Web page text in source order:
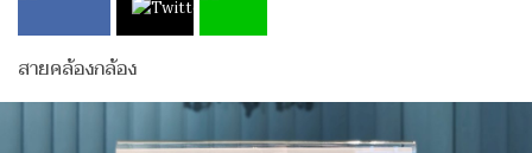
สายคล้องกล้อง